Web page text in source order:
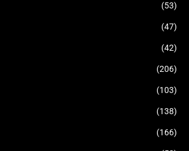
(53)
(47)
(42)
(206)
(103)
(138)
(166)